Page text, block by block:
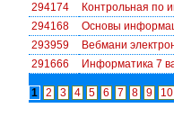
294174
Контрольная по
294168
Основы
293959
Вебмани
291666
Информатика 7
1 2 3 4 5 6 7 8 9 10